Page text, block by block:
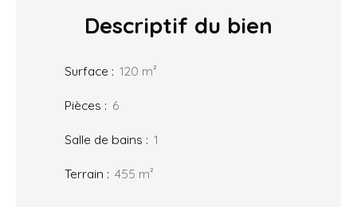
Descriptif du bien
Surface : 120 m²
Pièces : 6
Salle de bains : 1
Terrain : 455 m²